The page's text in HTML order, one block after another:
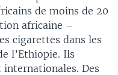
de moins de 20
africaine –
cigarettes dans les
l’Ethiopie. Ils
Des